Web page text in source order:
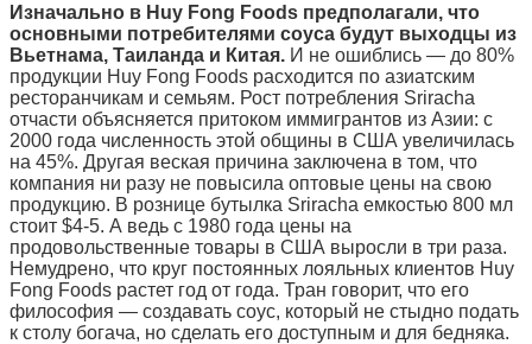
Изначально в Huy Fong Foods предполагали, что
основными потребителями соуса будут выходцы из
Вьетнама, Таиланда и Китая. И не ошиблись — до 80%
продукции Huy Fong Foods расходится по азиатским
ресторанчикам и семьям. Рост потребления Sriracha
отчасти объясняется притоком иммигрантов из Азии: с
2000 года численность этой общины в США увеличилась
на 45%. Другая веская причина заключена в том, что
компания ни разу не повысила оптовые цены на свою
продукцию. В рознице бутылка Sriracha емкостью 800 мл
стоит $4-5. А ведь с 1980 года цены на
продовольственные товары в США выросли в три раза.
Немудрено, что круг постоянных лояльных клиентов Huy
Fong Foods растет год от года. Тран говорит, что его
философия — создавать соус, который не стыдно подать
к столу богача, но сделать его доступным и для бедняка.